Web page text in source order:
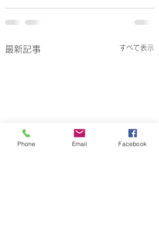
最新記事 すべて表示
Phone Email Facebook